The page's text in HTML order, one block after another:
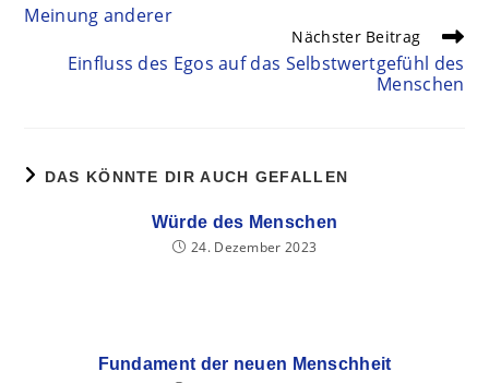
Meinung anderer
Nächster Beitrag
Einfluss des Egos auf das Selbstwertgefühl des
Menschen
DAS KÖNNTE DIR AUCH GEFALLEN
Würde des Menschen
24. Dezember 2023
Fundament der neuen Menschheit